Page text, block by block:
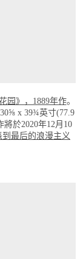
园》，1889年作。
x 39¾英寸(77.9
將於2020年12月10
到最后的浪漫主义